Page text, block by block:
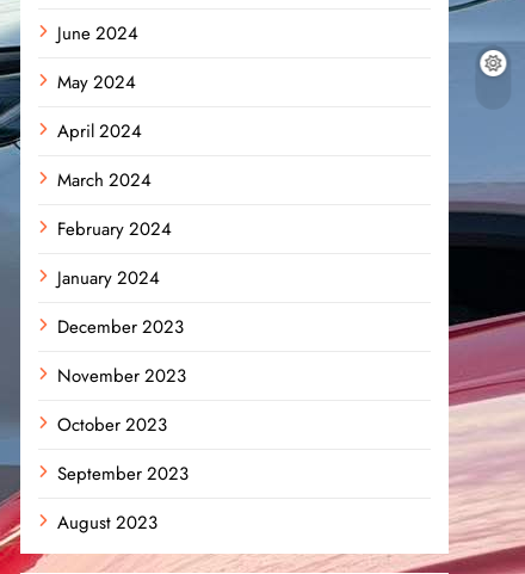
June 2024
May 2024
April 2024
March 2024
February 2024
January 2024
December 2023
November 2023
October 2023
September 2023
August 2023